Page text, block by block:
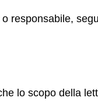
responsabile,
lo scopo della